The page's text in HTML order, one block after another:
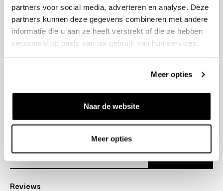
partners voor social media, adverteren en analyse. Deze
partners kunnen deze gegevens combineren met andere
informatie die u aan ze heeft verstrekt of die ze hebben
verzameld op basis van uw gebruik van hun services.
Meer opties
Naar de website
Meer opties
Contact Formulier
Open tot 18:30
OPENINGSTIJDEN
Over ons
Reviews